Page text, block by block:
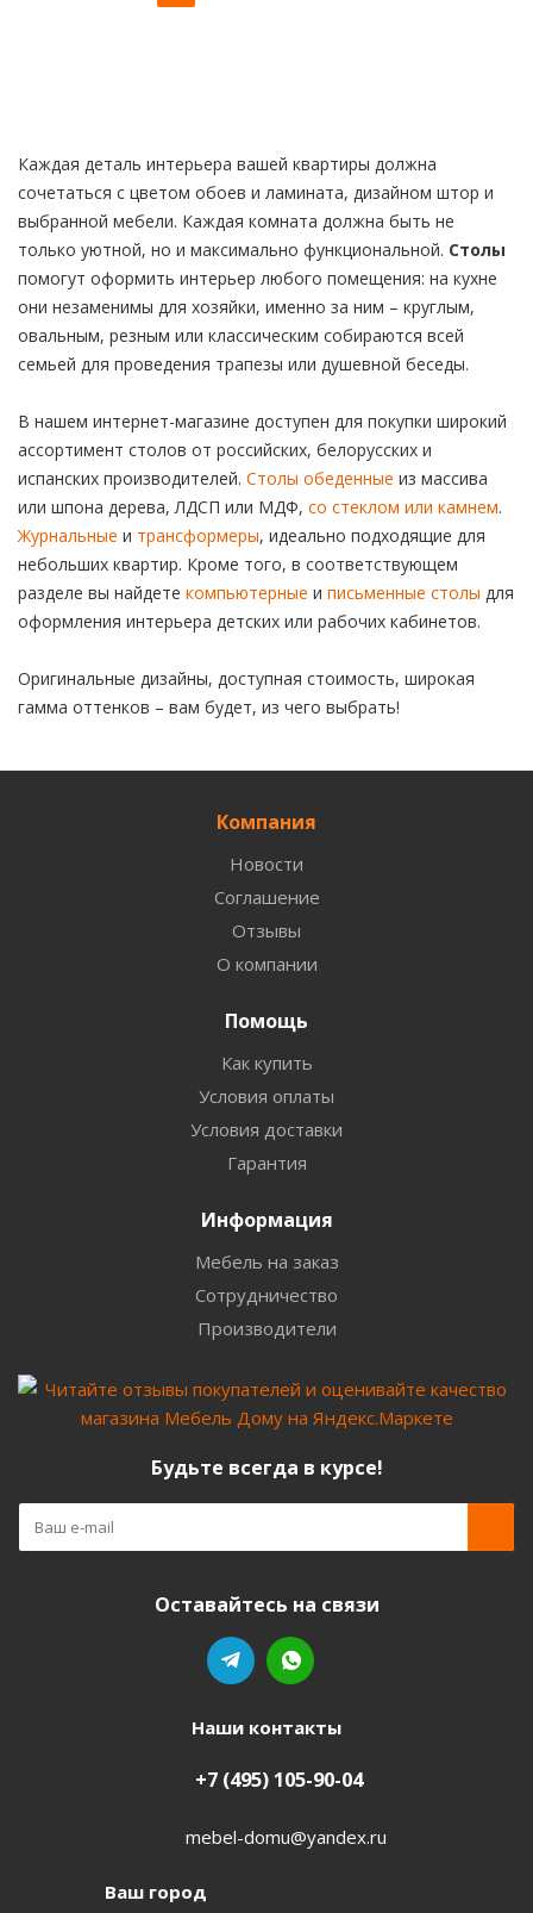
Каждая деталь интерьера вашей квартиры должна
сочетаться с цветом обоев и ламината, дизайном штор и
выбранной мебели. Каждая комната должна быть не
только уютной, но и максимально функциональной. Столы
помогут оформить интерьер любого помещения: на кухне
они незаменимы для хозяйки, именно за ним – круглым,
овальным, резным или классическим собираются всей
семьей для проведения трапезы или душевной беседы.
В нашем интернет-магазине доступен для покупки широкий
ассортимент столов от российских, белорусских и
испанских производителей. Столы обеденные из массива
или шпона дерева, ЛДСП или МДФ, со стеклом или камнем.
Журнальные и трансформеры, идеально подходящие для
небольших квартир. Кроме того, в соответствующем
разделе вы найдете компьютерные и письменные столы для
оформления интерьера детских или рабочих кабинетов.
Оригинальные дизайны, доступная стоимость, широкая
гамма оттенков – вам будет, из чего выбрать!
Компания
Новости
Соглашение
Отзывы
О компании
Помощь
Как купить
Условия оплаты
Условия доставки
Гарантия
Информация
Мебель на заказ
Сотрудничество
Производители
Будьте всегда в курсе!
Оставайтесь на связи
Наши контакты
+7 (495) 105-90-04
mebel-domu@yandex.ru
Ваш город